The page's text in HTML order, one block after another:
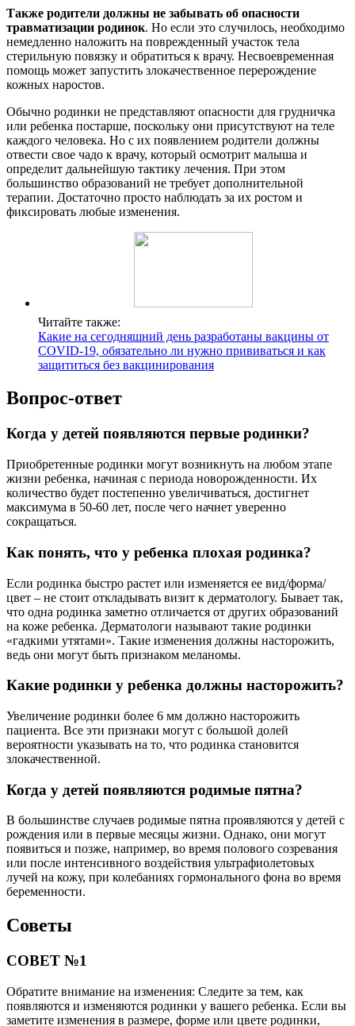
Также родители должны не забывать об опасности
травматизации родинок. Но если это случилось, необходимо
немедленно наложить на поврежденный участок тела
стерильную повязку и обратиться к врачу. Несвоевременная
помощь может запустить злокачественное перерождение
кожных наростов.
Обычно родинки не представляют опасности для грудничка
или ребенка постарше, поскольку они присутствуют на теле
каждого человека. Но с их появлением родители должны
отвести свое чадо к врачу, который осмотрит малыша и
определит дальнейшую тактику лечения. При этом
большинство образований не требует дополнительной
терапии. Достаточно просто наблюдать за их ростом и
фиксировать любые изменения.
Читайте также:
Какие на сегодняшний день разработаны вакцины от
COVID-19, обязательно ли нужно прививаться и как
защититься без вакцинирования
Вопрос-ответ
Когда у детей появляются первые родинки?
Приобретенные родинки могут возникнуть на любом этапе
жизни ребенка, начиная с периода новорожденности. Их
количество будет постепенно увеличиваться, достигнет
максимума в 50-60 лет, после чего начнет уверенно
сокращаться.
Как понять, что у ребенка плохая родинка?
Если родинка быстро растет или изменяется ее вид/форма/
цвет – не стоит откладывать визит к дерматологу. Бывает так,
что одна родинка заметно отличается от других образований
на коже ребенка. Дерматологи называют такие родинки
«гадкими утятами». Такие изменения должны насторожить,
ведь они могут быть признаком меланомы.
Какие родинки у ребенка должны насторожить?
Увеличение родинки более 6 мм должно насторожить
пациента. Все эти признаки могут с большой долей
вероятности указывать на то, что родинка становится
злокачественной.
Когда у детей появляются родимые пятна?
В большинстве случаев родимые пятна проявляются у детей с
рождения или в первые месяцы жизни. Однако, они могут
появиться и позже, например, во время полового созревания
или после интенсивного воздействия ультрафиолетовых
лучей на кожу, при колебаниях гормонального фона во время
беременности.
Советы
СОВЕТ №1
Обратите внимание на изменения: Следите за тем, как
появляются и изменяются родинки у вашего ребенка. Если вы
заметите изменения в размере, форме или цвете родинки,